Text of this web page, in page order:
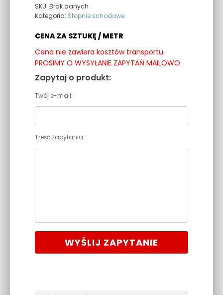
SKU: Brak danych
Kategoria: Stopnie schodowe
CENA ZA SZTUKĘ / METR
Cena nie zawiera kosztów transportu.
PROSIMY O WYSYŁANIE ZAPYTAŃ MAILOWO
Zapytaj o produkt:
Twój e-mail:
Treść zapytania:
WYŚLIJ ZAPYTANIE